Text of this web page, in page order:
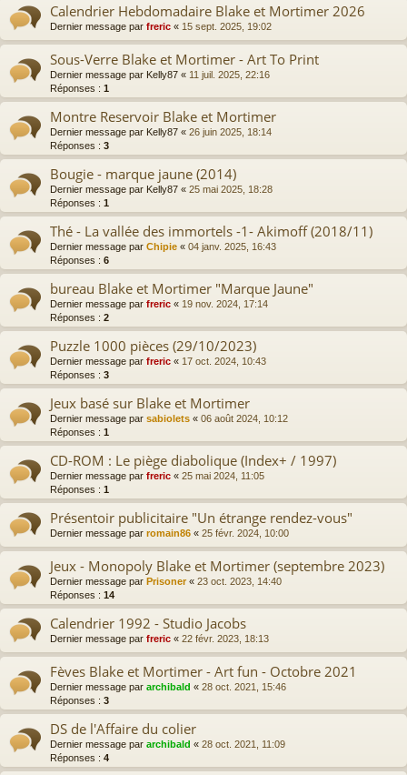
Calendrier Hebdomadaire Blake et Mortimer 2026
Dernier message par freric « 15 sept. 2025, 19:02
Sous-Verre Blake et Mortimer - Art To Print
Dernier message par Kelly87 « 11 juil. 2025, 22:16
Réponses : 1
Montre Reservoir Blake et Mortimer
Dernier message par Kelly87 « 26 juin 2025, 18:14
Réponses : 3
Bougie - marque jaune (2014)
Dernier message par Kelly87 « 25 mai 2025, 18:28
Réponses : 1
Thé - La vallée des immortels -1- Akimoff (2018/11)
Dernier message par Chipie « 04 janv. 2025, 16:43
Réponses : 6
bureau Blake et Mortimer "Marque Jaune"
Dernier message par freric « 19 nov. 2024, 17:14
Réponses : 2
Puzzle 1000 pièces (29/10/2023)
Dernier message par freric « 17 oct. 2024, 10:43
Réponses : 3
Jeux basé sur Blake et Mortimer
Dernier message par sabiolets « 06 août 2024, 10:12
Réponses : 1
CD-ROM : Le piège diabolique (Index+ / 1997)
Dernier message par freric « 25 mai 2024, 11:05
Réponses : 1
Présentoir publicitaire "Un étrange rendez-vous"
Dernier message par romain86 « 25 févr. 2024, 10:00
Jeux - Monopoly Blake et Mortimer (septembre 2023)
Dernier message par Prisoner« 23 oct. 2023, 14:40
Réponses : 14
Calendrier 1992 - Studio Jacobs
Dernier message par freric « 22 févr. 2023, 18:13
Fèves Blake et Mortimer - Art fun - Octobre 2021
Dernier message par archibald « 28 oct. 2021, 15:46
Réponses : 3
DS de l'Affaire du colier
Dernier message par archibald « 28 oct. 2021, 11:09
Réponses : 4